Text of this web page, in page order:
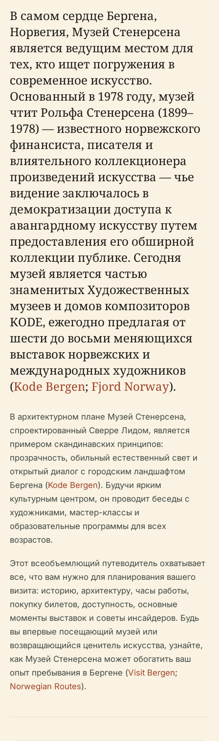
В самом сердце Бергена,
Норвегия, Музей Стенерсена
является ведущим местом для
тех, кто ищет погружения в
современное искусство.
Основанный в 1978 году, музей
чтит Рольфа Стенерсена (1899–
1978) — известного норвежского
финансиста, писателя и
влиятельного коллекционера
произведений искусства — чье
видение заключалось в
демократизации доступа к
авангардному искусству путем
предоставления его обширной
коллекции публике. Сегодня
музей является частью
знаменитых Художественных
музеев и домов композиторов
KODE, ежегодно предлагая от
шести до восьми меняющихся
выставок норвежских и
международных художников
(Kode Bergen; Fjord Norway).
В архитектурном плане Музей Стенерсена,
спроектированный Сверре Лидом, является
примером скандинавских принципов:
прозрачность, обильный естественный свет и
открытый диалог с городским ландшафтом
Бергена (Kode Bergen). Будучи ярким
культурным центром, он проводит беседы с
художниками, мастер-классы и
образовательные программы для всех
возрастов.
Этот всеобъемлющий путеводитель охватывает
все, что вам нужно для планирования вашего
визита: историю, архитектуру, часы работы,
покупку билетов, доступность, основные
моменты выставок и советы инсайдеров. Будь
вы впервые посещающий музей или
возвращающийся ценитель искусства, узнайте,
как Музей Стенерсена может обогатить ваш
опыт пребывания в Бергене (Visit Bergen;
Norwegian Routes).